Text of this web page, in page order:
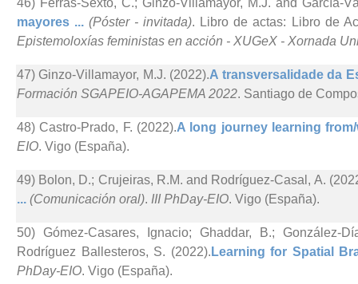
46) Ferrás-Sexto, C.; Ginzo-Villamayor, M.J. and García-
mayores ...(Póster - invitada). Libro de actas: Libro de
Epistemoloxías feministas en acción - XUGeX - Xornada
47) Ginzo-Villamayor, M.J. (2022).A transversalidade da
Formación SGAPEIO-AGAPEMA 2022. Santiago de
48) Castro-Prado, F. (2022).A long journey learning
EIO. Vigo (España).
49) Bolon, D.; Crujeiras, R.M. and Rodríguez-Casal, A.
... (Comunicación oral). III PhDay-EIO. Vigo (España).
50) Gómez-Casares, Ignacio; Ghaddar, B.; González-
Rodríguez Ballesteros, S. (2022). Learning for Spatial
PhDay-EIO. Vigo (España).